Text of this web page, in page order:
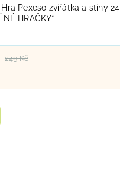
Hra Pexeso zvířátka a stíny 24
HRAČKY*
249 Kč